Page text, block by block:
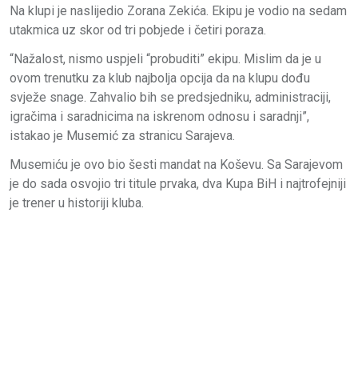
Na klupi je naslijedio Zorana Zekića. Ekipu je vodio na sedam
utakmica uz skor od tri pobjede i četiri poraza.
“Nažalost, nismo uspjeli “probuditi” ekipu. Mislim da je u
ovom trenutku za klub najbolja opcija da na klupu dođu
svježe snage. Zahvalio bih se predsjedniku, administraciji,
igračima i saradnicima na iskrenom odnosu i saradnji”,
istakao je Musemić za stranicu Sarajeva.
Musemiću je ovo bio šesti mandat na Koševu. Sa Sarajevom
je do sada osvojio tri titule prvaka, dva Kupa BiH i najtrofejniji
je trener u historiji kluba.